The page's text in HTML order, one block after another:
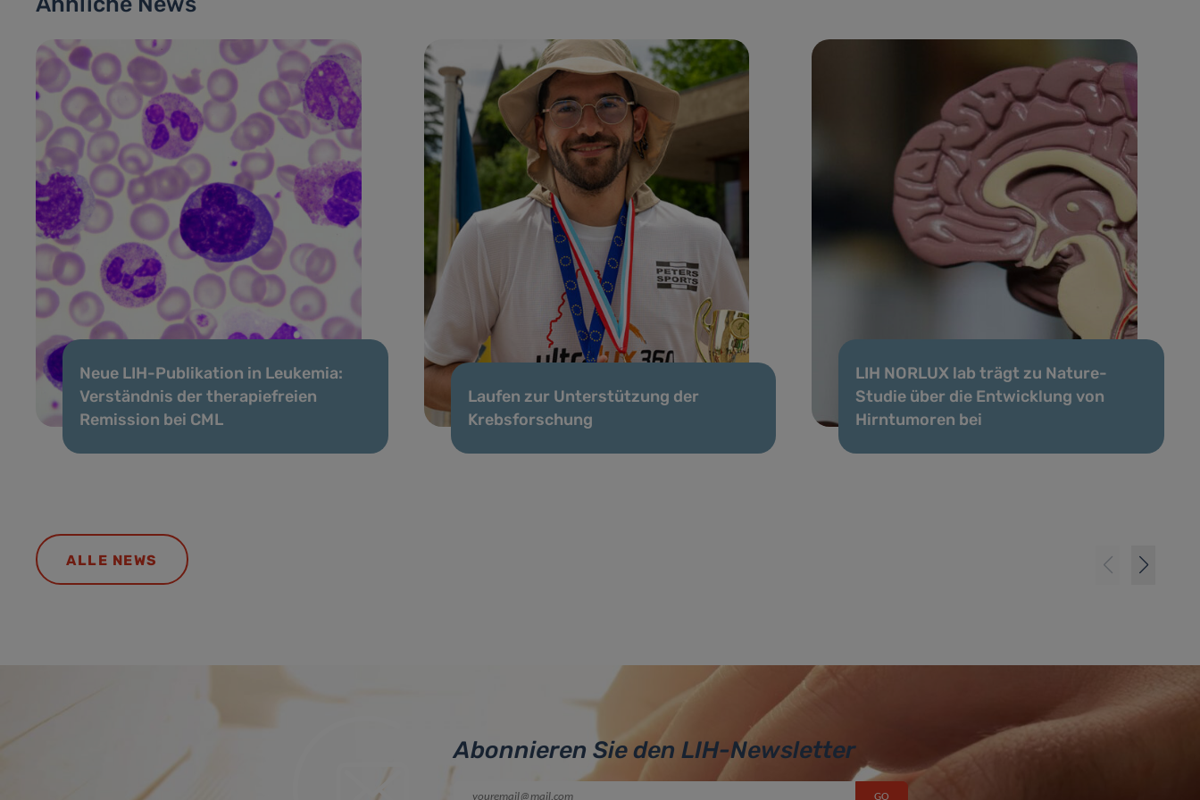
Neue LIH-Publikation in Leukemia:
Verständnis der therapiefreien
Remission bei CML
Laufen zur Unterstützung der
Krebsforschung
LIH NORLUX lab trägt zu Nature-
Studie über die Entwicklung von
Hirntumoren bei
ALLE NEWS
Abonnieren Sie den LIH-Newsletter